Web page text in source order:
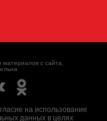
с сайта,
на использование
данных в целях